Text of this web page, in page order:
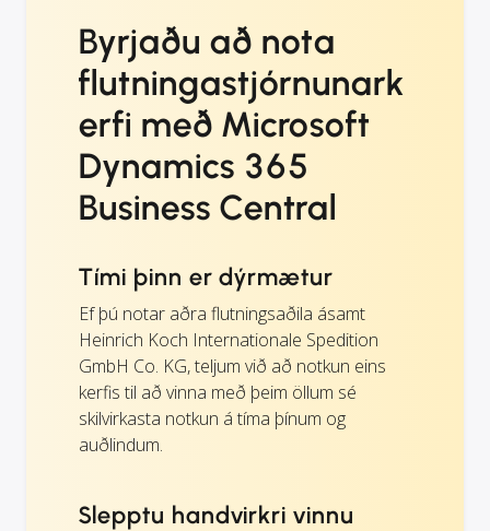
Byrjaðu að nota
flutningastjórnunark
erfi með Microsoft
Dynamics 365
Business Central
Tími þinn er dýrmætur
Ef þú notar aðra flutningsaðila ásamt
Heinrich Koch Internationale Spedition
GmbH Co. KG, teljum við að notkun eins
kerfis til að vinna með þeim öllum sé
skilvirkasta notkun á tíma þínum og
auðlindum.
Slepptu handvirkri vinnu